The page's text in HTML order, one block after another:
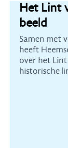
Het Lint
beeld
Samen met
heeft
over het
historische